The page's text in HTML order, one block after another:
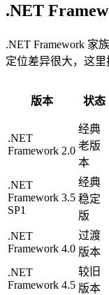
.NET
.NET Framework 家
定位差异很大，这里
版本 状态
.NET
Framework 2.0
经典
老版
本
.NET
Framework 3.5
SP1
经典
稳定
版
.NET
Framework 4.0
过渡
版本
.NET
Framework 4.5
较旧
版本